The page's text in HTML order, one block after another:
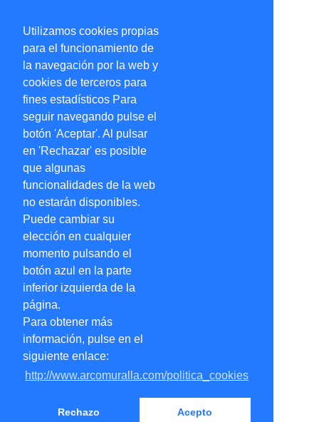
Utilizamos cookies propias
para el funcionamiento de
la navegación por la web y
cookies de terceros para
fines estadísticos Para
seguir navegando pulse el
botón 'Aceptar'. Al pulsar
en 'Rechazar' es posible
que algunas
funcionalidades de la web
no estarán disponibles.
Puede cambiar su
elección en cualquier
momento pulsando el
botón azul en la parte
inferior izquierda de la
página.
Para obtener más
información, pulse en el
siguiente enlace:
http://www.arcomuralla.com/politica_cookies
Rechazo Acepto